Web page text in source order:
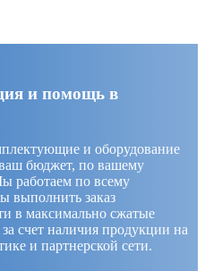
и помощь в
и оборудование
бюджет, по вашему
работаем по всему
выполнить заказ
в максимально сжатые
счет наличия продукции на
и партнерской сети.